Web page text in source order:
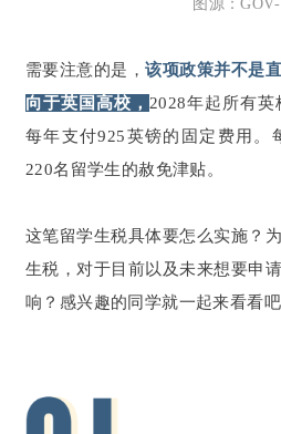
图源：
需要注意的是，该项政策并不是
向于英国高校， 2028年起所有
每年支付925英镑的固定费用。
220名留学生的赦免津贴。
这笔留学生税具体要怎么实施？
生税，对于目前以及未来想要申
响？感兴趣的同学就一起来看看